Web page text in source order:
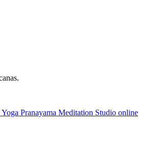
Yoga Pranayama Meditation Studio online